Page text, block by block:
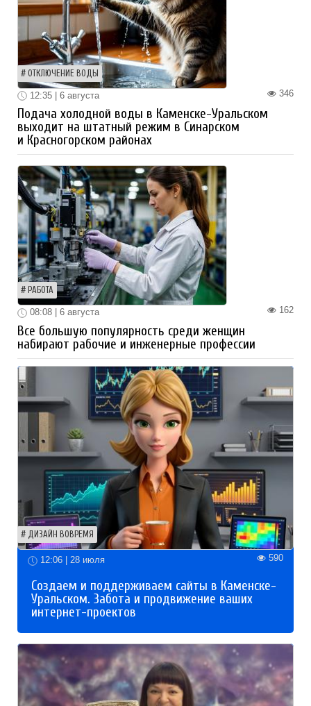
ОТКЛЮЧЕНИЕ ВОДЫ
346
12:35 | 6 августа
Подача холодной воды в Каменске-Уральском
выходит на штатный режим в Синарском
и Красногорском районах
РАБОТА
162
08:08 | 6 августа
Все большую популярность среди женщин
набирают рабочие и инженерные профессии
ДИЗАЙН ВОВРЕМЯ
12:06 | 28 июля 590
Создаем и поддерживаем сайты в Каменске-
Уральском. Забота и продвижение ваших
интернет-проектов